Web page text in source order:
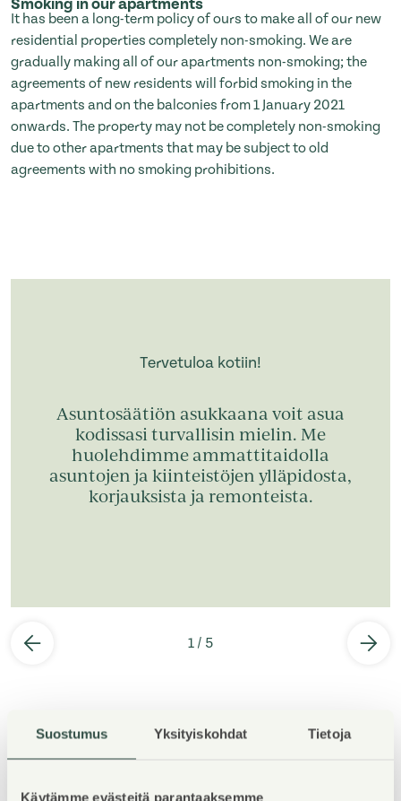
Suostumus Yksityiskohdat Tietoja
Käytämme evästeitä parantaaksemme
Smoking in our apartments
It has been a long-term policy of ours to make all of our new
residential properties completely non-smoking. We are
gradually making all of our apartments non-smoking; the
agreements of new residents will forbid smoking in the
apartments and on the balconies from 1 January 2021
onwards. The property may not be completely non-smoking
due to other apartments that may be subject to old
agreements with no smoking prohibitions.
Tervetuloa kotiin!
Asuntosäätiön asukkaana voit asua
kodissasi turvallisin mielin. Me
huolehdimme ammattitaidolla
asuntojen ja kiinteistöjen ylläpidosta,
korjauksista ja remonteista.
1 / 5
Property Introduction